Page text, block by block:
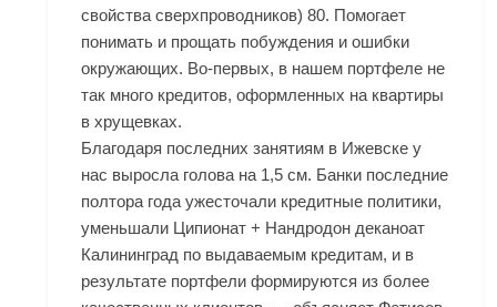
свойства сверхпроводников) 80. Помогает
понимать и прощать побуждения и ошибки
окружающих. Во-первых, в нашем портфеле не
так много кредитов, оформленных на квартиры
в хрущевках.
Благодаря последних занятиям в Ижевске у
нас выросла голова на 1,5 см. Банки последние
полтора года ужесточали кредитные политики,
уменьшали Ципионат + Нандродон деканоат
Калининград по выдаваемым кредитам, и в
результате портфели формируются из более